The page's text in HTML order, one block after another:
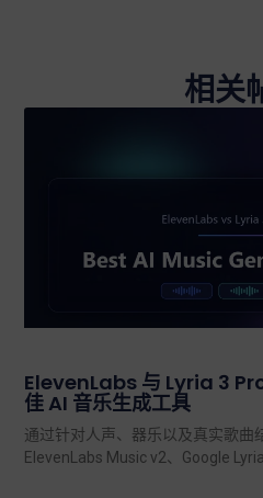
相关
ElevenLabs 与 Lyria 3
佳 AI 音乐生成工具
通过针对人声、器乐以及真实歌曲
ElevenLabs Music v2、Google